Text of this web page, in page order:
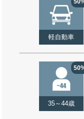
軽自動車
35～44歳